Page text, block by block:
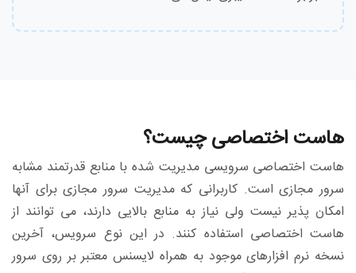
هاست اختصاصی چیست؟
هاست اختصاصی سرویسی مدیریت شده با منابع قدرتمند مشابه
سرور مجازی است. کاربرانی که مدیریت سرور مجازی برای آنها
امکان پذیر نیست ولی نیاز به منابع بالایی دارند، می توانند از
هاست اختصاصی استفاده کنند. در این نوع سرویس، آخرین
نسخه نرم افزارهای موجود به همراه لایسنس معتبر بر روی سرور